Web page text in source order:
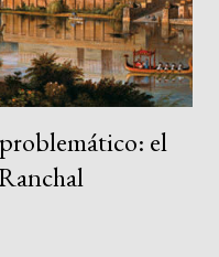
a todos aquel...
el